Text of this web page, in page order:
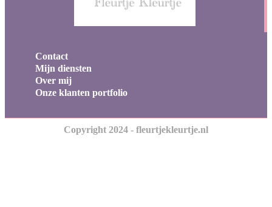
Contact
Mijn diensten
Over mij
Onze klanten portfolio
Copyright 2024 - fleurtjekleurtje.nl